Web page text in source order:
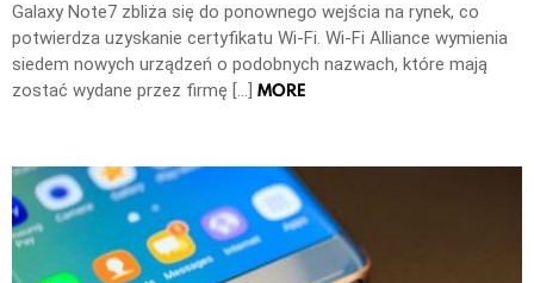
Galaxy Note7 zbliża się do ponownego wejścia na rynek, co
potwierdza uzyskanie certyfikatu Wi-Fi. Wi-Fi Alliance wymienia
siedem nowych urządzeń o podobnych nazwach, które mają
zostać wydane przez firmę […] MORE